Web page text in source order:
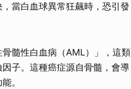
當白血球異常狂飆時，恐引發
髓性白血病（AML）」，這類
子。這種癌症源自骨髓，會導
。